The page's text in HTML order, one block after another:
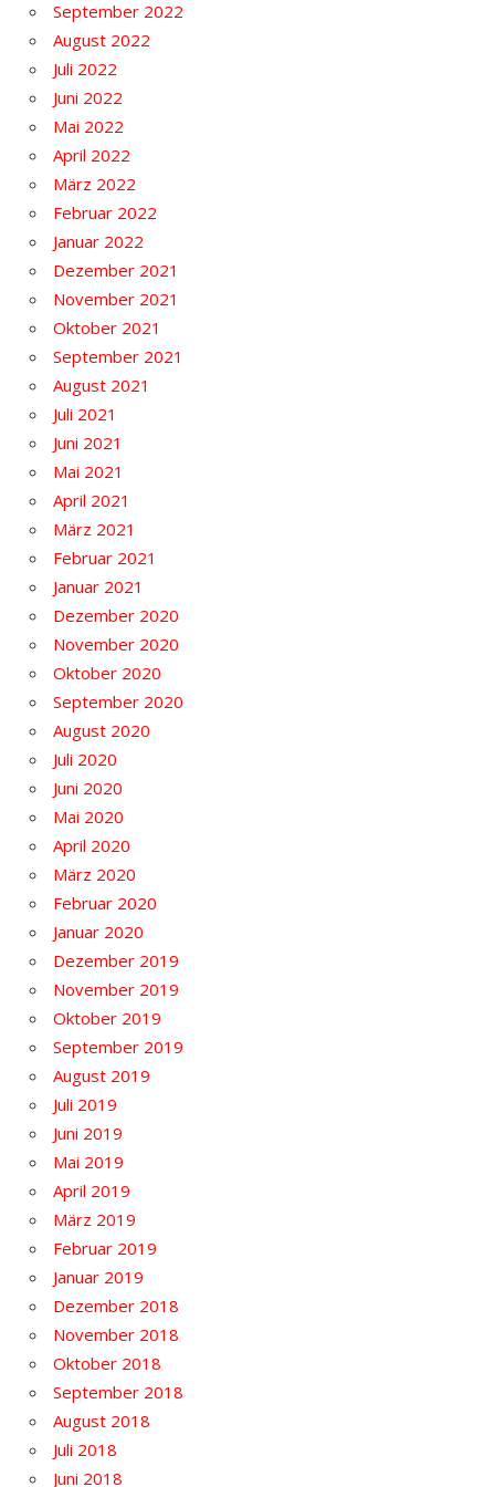
September 2022
August 2022
Juli 2022
Juni 2022
Mai 2022
April 2022
März 2022
Februar 2022
Januar 2022
Dezember 2021
November 2021
Oktober 2021
September 2021
August 2021
Juli 2021
Juni 2021
Mai 2021
April 2021
März 2021
Februar 2021
Januar 2021
Dezember 2020
November 2020
Oktober 2020
September 2020
August 2020
Juli 2020
Juni 2020
Mai 2020
April 2020
März 2020
Februar 2020
Januar 2020
Dezember 2019
November 2019
Oktober 2019
September 2019
August 2019
Juli 2019
Juni 2019
Mai 2019
April 2019
März 2019
Februar 2019
Januar 2019
Dezember 2018
November 2018
Oktober 2018
September 2018
August 2018
Juli 2018
Juni 2018